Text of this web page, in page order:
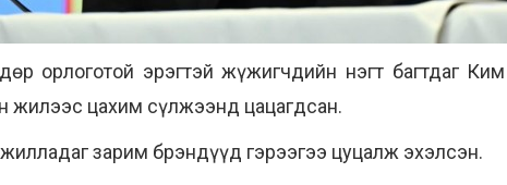
орлоготой эрэгтэй жүжигчдийн нэгт багтдаг
жилээс цахим сүлжээнд цацагдсан.
зарим брэндүүд гэрээгээ цуцалж эхэлсэн.